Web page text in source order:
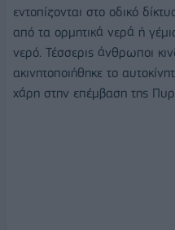
εντοπίζονται στο οδικό
από τα ορμητικά νερά ή
νερό. Τέσσερις άνθρωποι
ακινητοποιήθηκε το
χάρη στην επέμβαση της